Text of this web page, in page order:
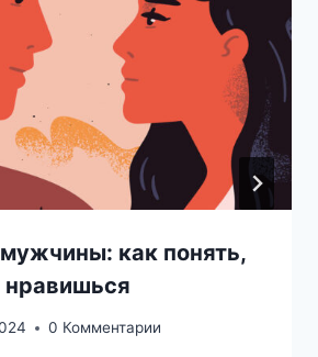
как понять,
нравишься
0 Комментарии